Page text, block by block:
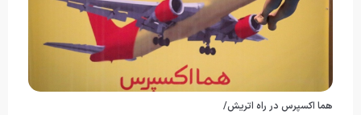
هما اکسپرس در راه اتریش/